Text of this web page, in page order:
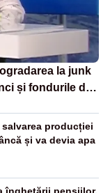
la junk
și fondurile de
producției
și va devia apa